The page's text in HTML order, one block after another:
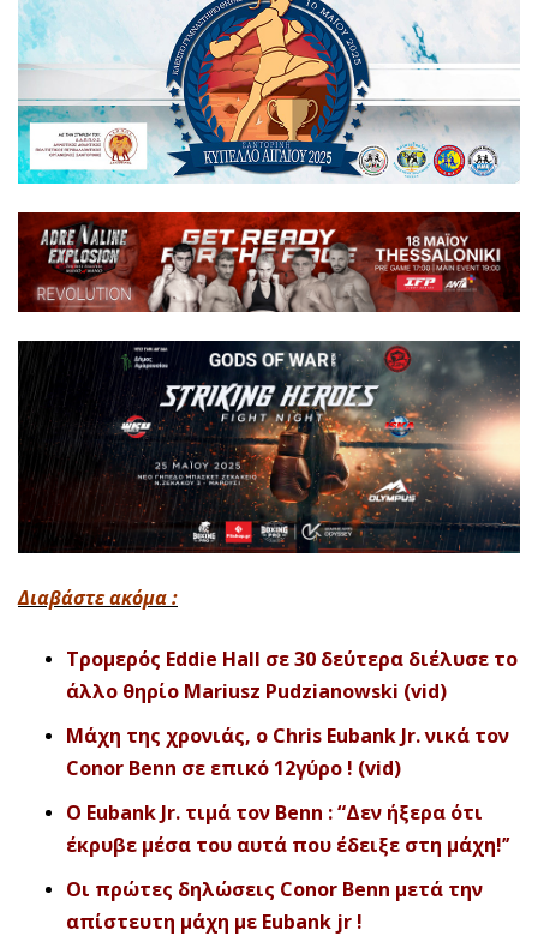
Διαβάστε ακόμα :
Τρομερός Eddie Hall σε 30 δεύτερα διέλυσε το
άλλο θηρίο Mariusz Pudzianowski (vid)
Μάχη της χρονιάς, o Chris Eubank Jr. νικά τον
Conor Benn σε επικό 12γύρο ! (vid)
O Eubank Jr. τιμά τον Benn : “Δεν ήξερα ότι
έκρυβε μέσα του αυτά που έδειξε στη μάχη!’’
Οι πρώτες δηλώσεις Conor Benn μετά την
απίστευτη μάχη με Eubank jr !